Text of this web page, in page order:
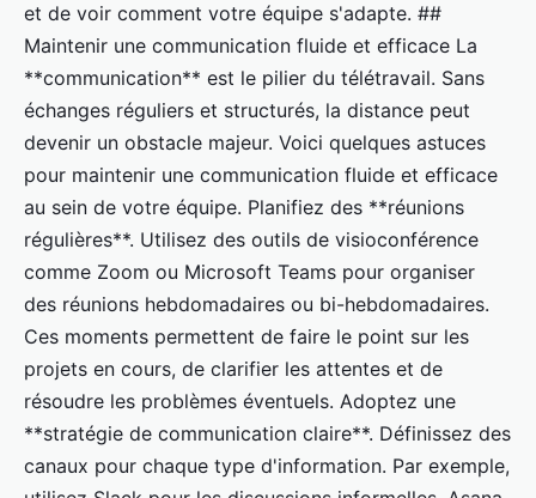
et de voir comment votre équipe s'adapte. ##
Maintenir une communication fluide et efficace La
**communication** est le pilier du télétravail. Sans
échanges réguliers et structurés, la distance peut
devenir un obstacle majeur. Voici quelques astuces
pour maintenir une communication fluide et efficace
au sein de votre équipe. Planifiez des **réunions
régulières**. Utilisez des outils de visioconférence
comme Zoom ou Microsoft Teams pour organiser
des réunions hebdomadaires ou bi-hebdomadaires.
Ces moments permettent de faire le point sur les
projets en cours, de clarifier les attentes et de
résoudre les problèmes éventuels. Adoptez une
**stratégie de communication claire**. Définissez des
canaux pour chaque type d'information. Par exemple,